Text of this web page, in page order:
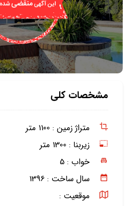
مشخصات کلی
متراژ زمین : 1100 متر
زیربنا : 1300 متر
خواب : 5
سال ساخت : 1396
موقعیت :